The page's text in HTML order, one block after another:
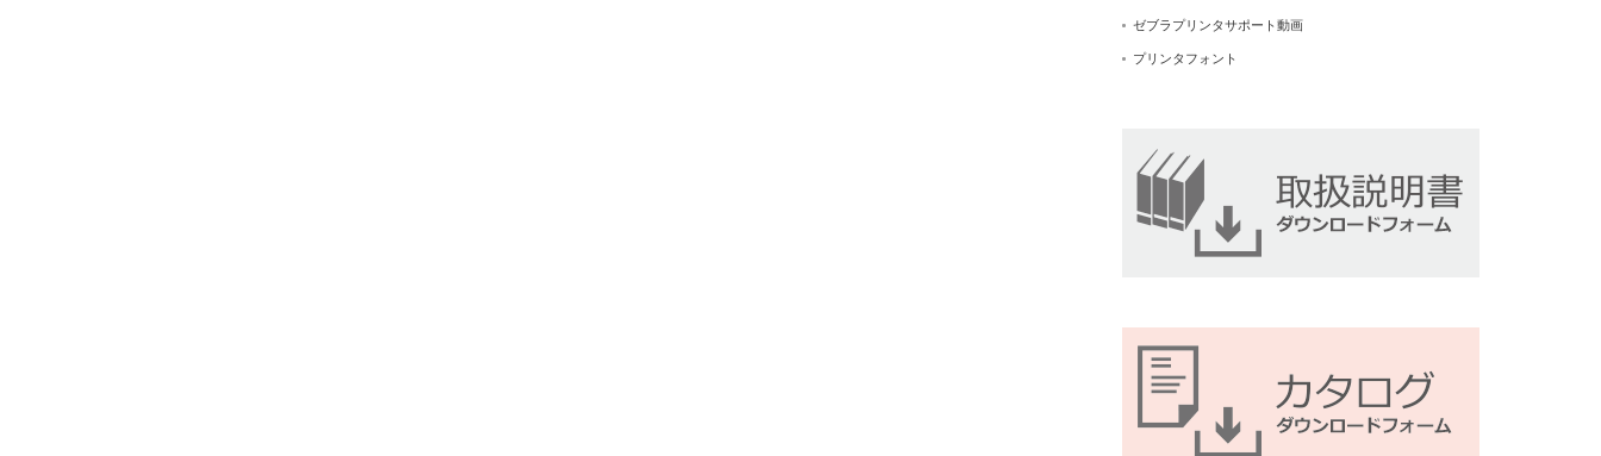
ゼブラプリンタサポート動画
プリンタフォント